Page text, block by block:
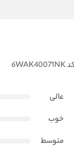
عالی
خوب
متوسط